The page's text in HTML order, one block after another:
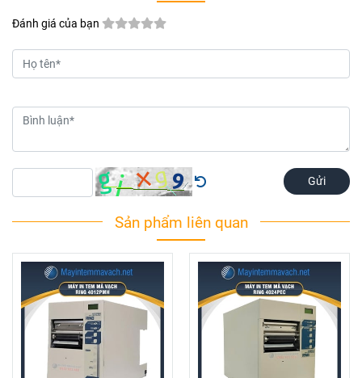
Đánh giá của bạn
Gửi
Sản phẩm liên quan